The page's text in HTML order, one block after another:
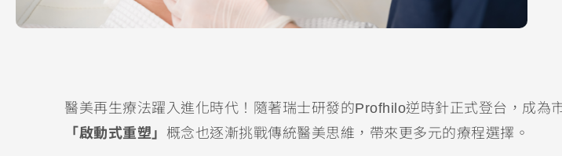
醫美再生療法躍入進化時代！隨著瑞士研發的Profhilo逆時針正式登台，成為
「啟動式重塑」 概念也逐漸挑戰傳統醫美思維，帶來更多元的療程選擇。